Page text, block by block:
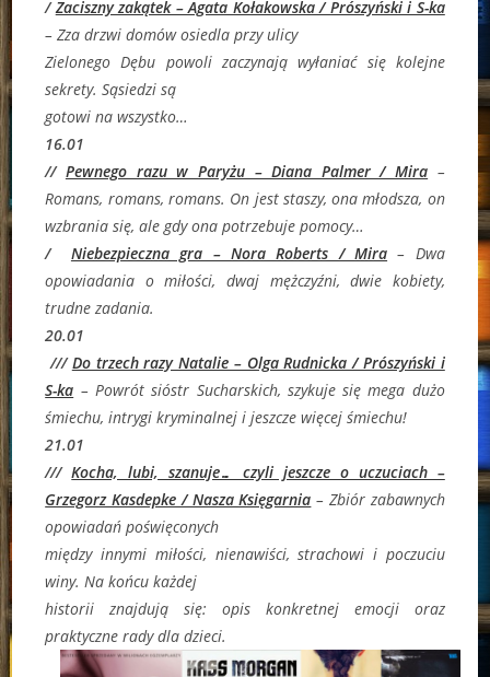
/Zaciszny zakątek – Agata Kołakowska / Prószyński i S-ka
– Zza drzwi domów osiedla przy ulicy
Zielonego Dębu powoli zaczynają wyłaniać się kolejne
sekrety. Sąsiedzi są
gotowi na wszystko…
16.01
// Pewnego razu w Paryżu – Diana Palmer / Mira –
Romans, romans, romans. On jest staszy, ona młodsza, on
wzbrania się, ale gdy ona potrzebuje pomocy…
/ Niebezpieczna gra – Nora Roberts / Mira – Dwa
opowiadania o miłości, dwaj mężczyźni, dwie kobiety,
trudne zadania.
20.01
///Do trzech razy Natalie – Olga Rudnicka / Prószyński i
S-ka – Powrót sióstr Sucharskich, szykuje się mega dużo
śmiechu, intrygi kryminalnej i jeszcze więcej śmiechu!
21.01
///Kocha, lubi, szanuje… czyli jeszcze o uczuciach –
Grzegorz Kasdepke / Nasza Księgarnia – Zbiór zabawnych
opowiadań poświęconych
między innymi miłości, nienawiści, strachowi i poczuciu
winy. Na końcu każdej
historii znajdują się: opis konkretnej emocji oraz
praktyczne rady dla dzieci.